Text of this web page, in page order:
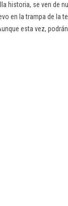
historia, se ven de
en la trampa de la
esta vez,